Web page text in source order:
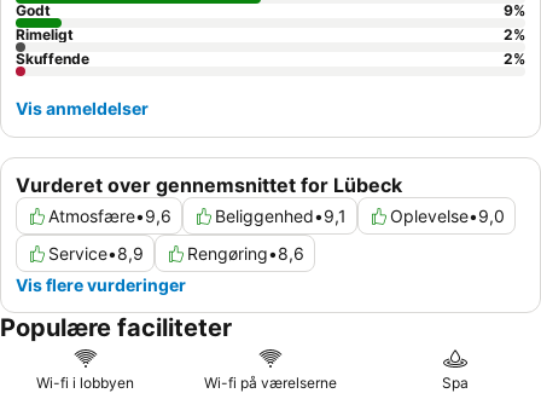
Vurderet over gennemsnittet for Lübeck
Atmosfære•9,6 Beliggenhed•9,1 Oplevelse•9,0
Service•8,9 Rengøring•8,6
Vis flere vurderinger
Godt
9%
Rimeligt
2%
Skuffende
2%
Vis anmeldelser
Populære faciliteter
Wi-fi i lobbyen Wi-fi på værelserne Spa